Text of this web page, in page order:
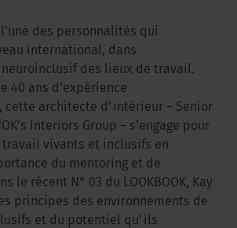
l’une des personnalités qui
international, dans
neuroinclusif des lieux de travail.
40 ans d’expérience
cette architecte d’intérieur – Senior
Interiors Group – s’engage pour
travail vivants et inclusifs en
du mentoring et de
le récent N° 03 du LOOKBOOK, Kay
principes des environnements de
et du potentiel qu’ils